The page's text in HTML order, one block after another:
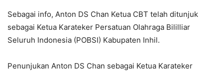
Sebagai info, Anton DS Chan Ketua CBT telah ditunjuk
sebagai Ketua Karateker Persatuan Olahraga Bililliar
Seluruh Indonesia (POBSI) Kabupaten Inhil.
Penunjukan Anton DS Chan sebagai Ketua Karateker